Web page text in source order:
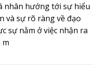
nhân hướng tới sự hiểu
và sự rõ ràng về đạo
sự nằm ở việc nhận ra
m